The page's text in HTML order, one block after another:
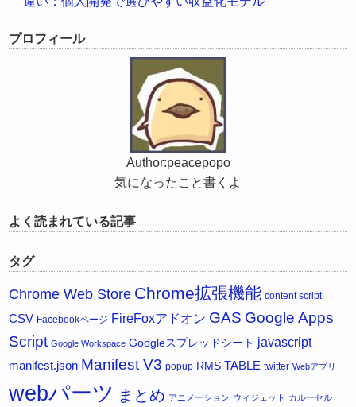
プロフィール
Author:peacepopo
気になったこと書くよ
よく読まれている記事
タグ
Chrome Web Store Chrome拡張機能 content script
CSV Facebookページ FireFoxアドオン GAS Google Apps
Script Google Workspace Googleスプレッドシート javascript
manifest.json Manifest V3 popup RMS TABLE twitter Webアプリ
webパーツ まとめ アニメーション ウィジェット カルーセル